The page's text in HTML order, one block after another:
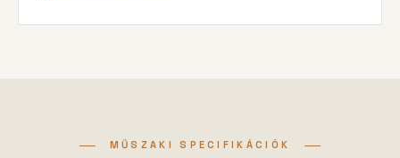
MŰSZAKI SPECIFIKÁCIÓK